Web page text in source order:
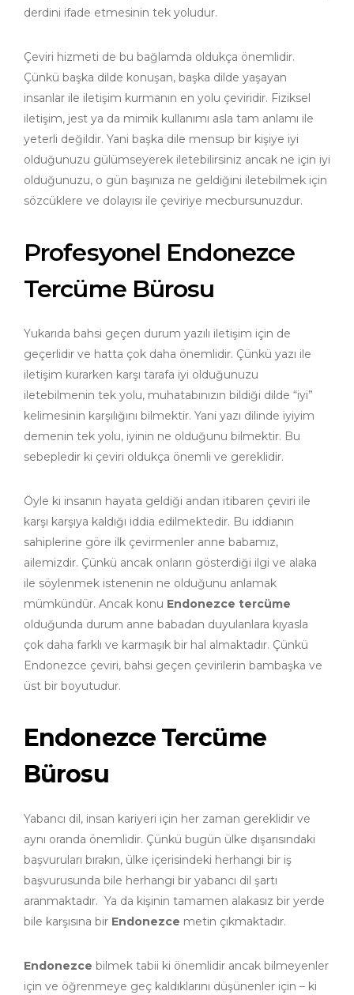
derdini ifade etmesinin tek yoludur.
Çeviri hizmeti de bu bağlamda oldukça önemlidir.
Çünkü başka dilde konuşan, başka dilde yaşayan
insanlar ile iletişim kurmanın en yolu çeviridir. Fiziksel
iletişim, jest ya da mimik kullanımı asla tam anlamı ile
yeterli değildir. Yani başka dile mensup bir kişiye iyi
olduğunuzu gülümseyerek iletebilirsiniz ancak ne için iyi
olduğunuzu, o gün başınıza ne geldiğini iletebilmek için
sözcüklere ve dolayısı ile çeviriye mecbursunuzdur.
Profesyonel Endonezce
Tercüme Bürosu
Yukarıda bahsi geçen durum yazılı iletişim için de
geçerlidir ve hatta çok daha önemlidir. Çünkü yazı ile
iletişim kurarken karşı tarafa iyi olduğunuzu
iletebilmenin tek yolu, muhatabınızın bildiği dilde “iyi”
kelimesinin karşılığını bilmektir. Yani yazı dilinde iyiyim
demenin tek yolu, iyinin ne olduğunu bilmektir. Bu
sebepledir ki çeviri oldukça önemli ve gereklidir.
Öyle ki insanın hayata geldiği andan itibaren çeviri ile
karşı karşıya kaldığı iddia edilmektedir. Bu iddianın
sahiplerine göre ilk çevirmenler anne babamız,
ailemizdir. Çünkü ancak onların gösterdiği ilgi ve alaka
ile söylenmek istenenin ne olduğunu anlamak
mümkündür. Ancak konu Endonezce tercüme
olduğunda durum anne babadan duyulanlara kıyasla
çok daha farklı ve karmaşık bir hal almaktadır. Çünkü
Endonezce çeviri, bahsi geçen çevirilerin bambaşka ve
üst bir boyutudur.
Endonezce Tercüme
Bürosu
Yabancı dil, insan kariyeri için her zaman gereklidir ve
aynı oranda önemlidir. Çünkü bugün ülke dışarısındaki
başvuruları bırakın, ülke içerisindeki herhangi bir iş
başvurusunda bile herhangi bir yabancı dil şartı
aranmaktadır. Ya da kişinin tamamen alakasız bir yerde
bile karşısına bir Endonezce metin çıkmaktadır.
Endonezce bilmek tabii ki önemlidir ancak bilmeyenler
için ve öğrenmeye geç kaldıklarını düşünenler için – ki